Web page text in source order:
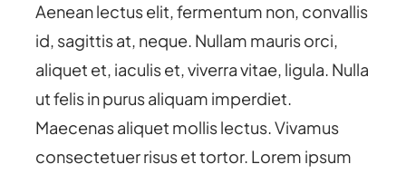
Aenean lectus elit, fermentum non, convallis
id, sagittis at, neque. Nullam mauris orci,
aliquet et, iaculis et, viverra vitae, ligula. Nulla
ut felis in purus aliquam imperdiet.
Maecenas aliquet mollis lectus. Vivamus
consectetuer risus et tortor. Lorem ipsum